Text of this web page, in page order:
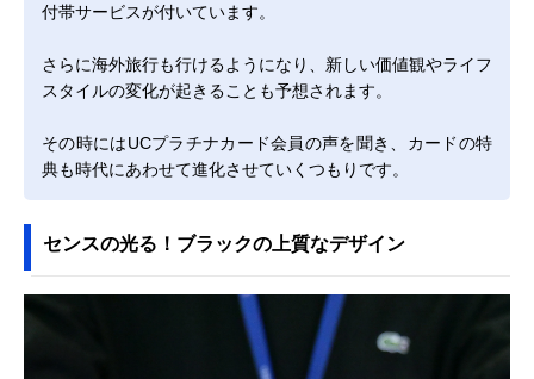
付帯サービスが付いています。
さらに海外旅行も行けるようになり、新しい価値観やライフ
スタイルの変化が起きることも予想されます。
その時にはUCプラチナカード会員の声を聞き、カードの特
典も時代にあわせて進化させていくつもりです。
センスの光る！ブラックの上質なデザイン